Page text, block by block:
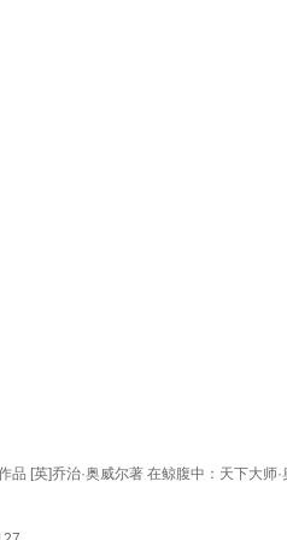
品 [英]乔治·奥威尔著 在鲸腹中：天下大师